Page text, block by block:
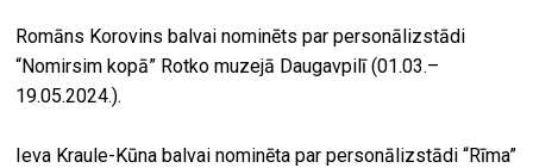
Romāns Korovins balvai nominēts par personālizstādi
“Nomirsim kopā” Rotko muzejā Daugavpilī (01.03.–
19.05.2024.).
Ieva Kraule-Kūna balvai nominēta par personālizstādi “Rīma”